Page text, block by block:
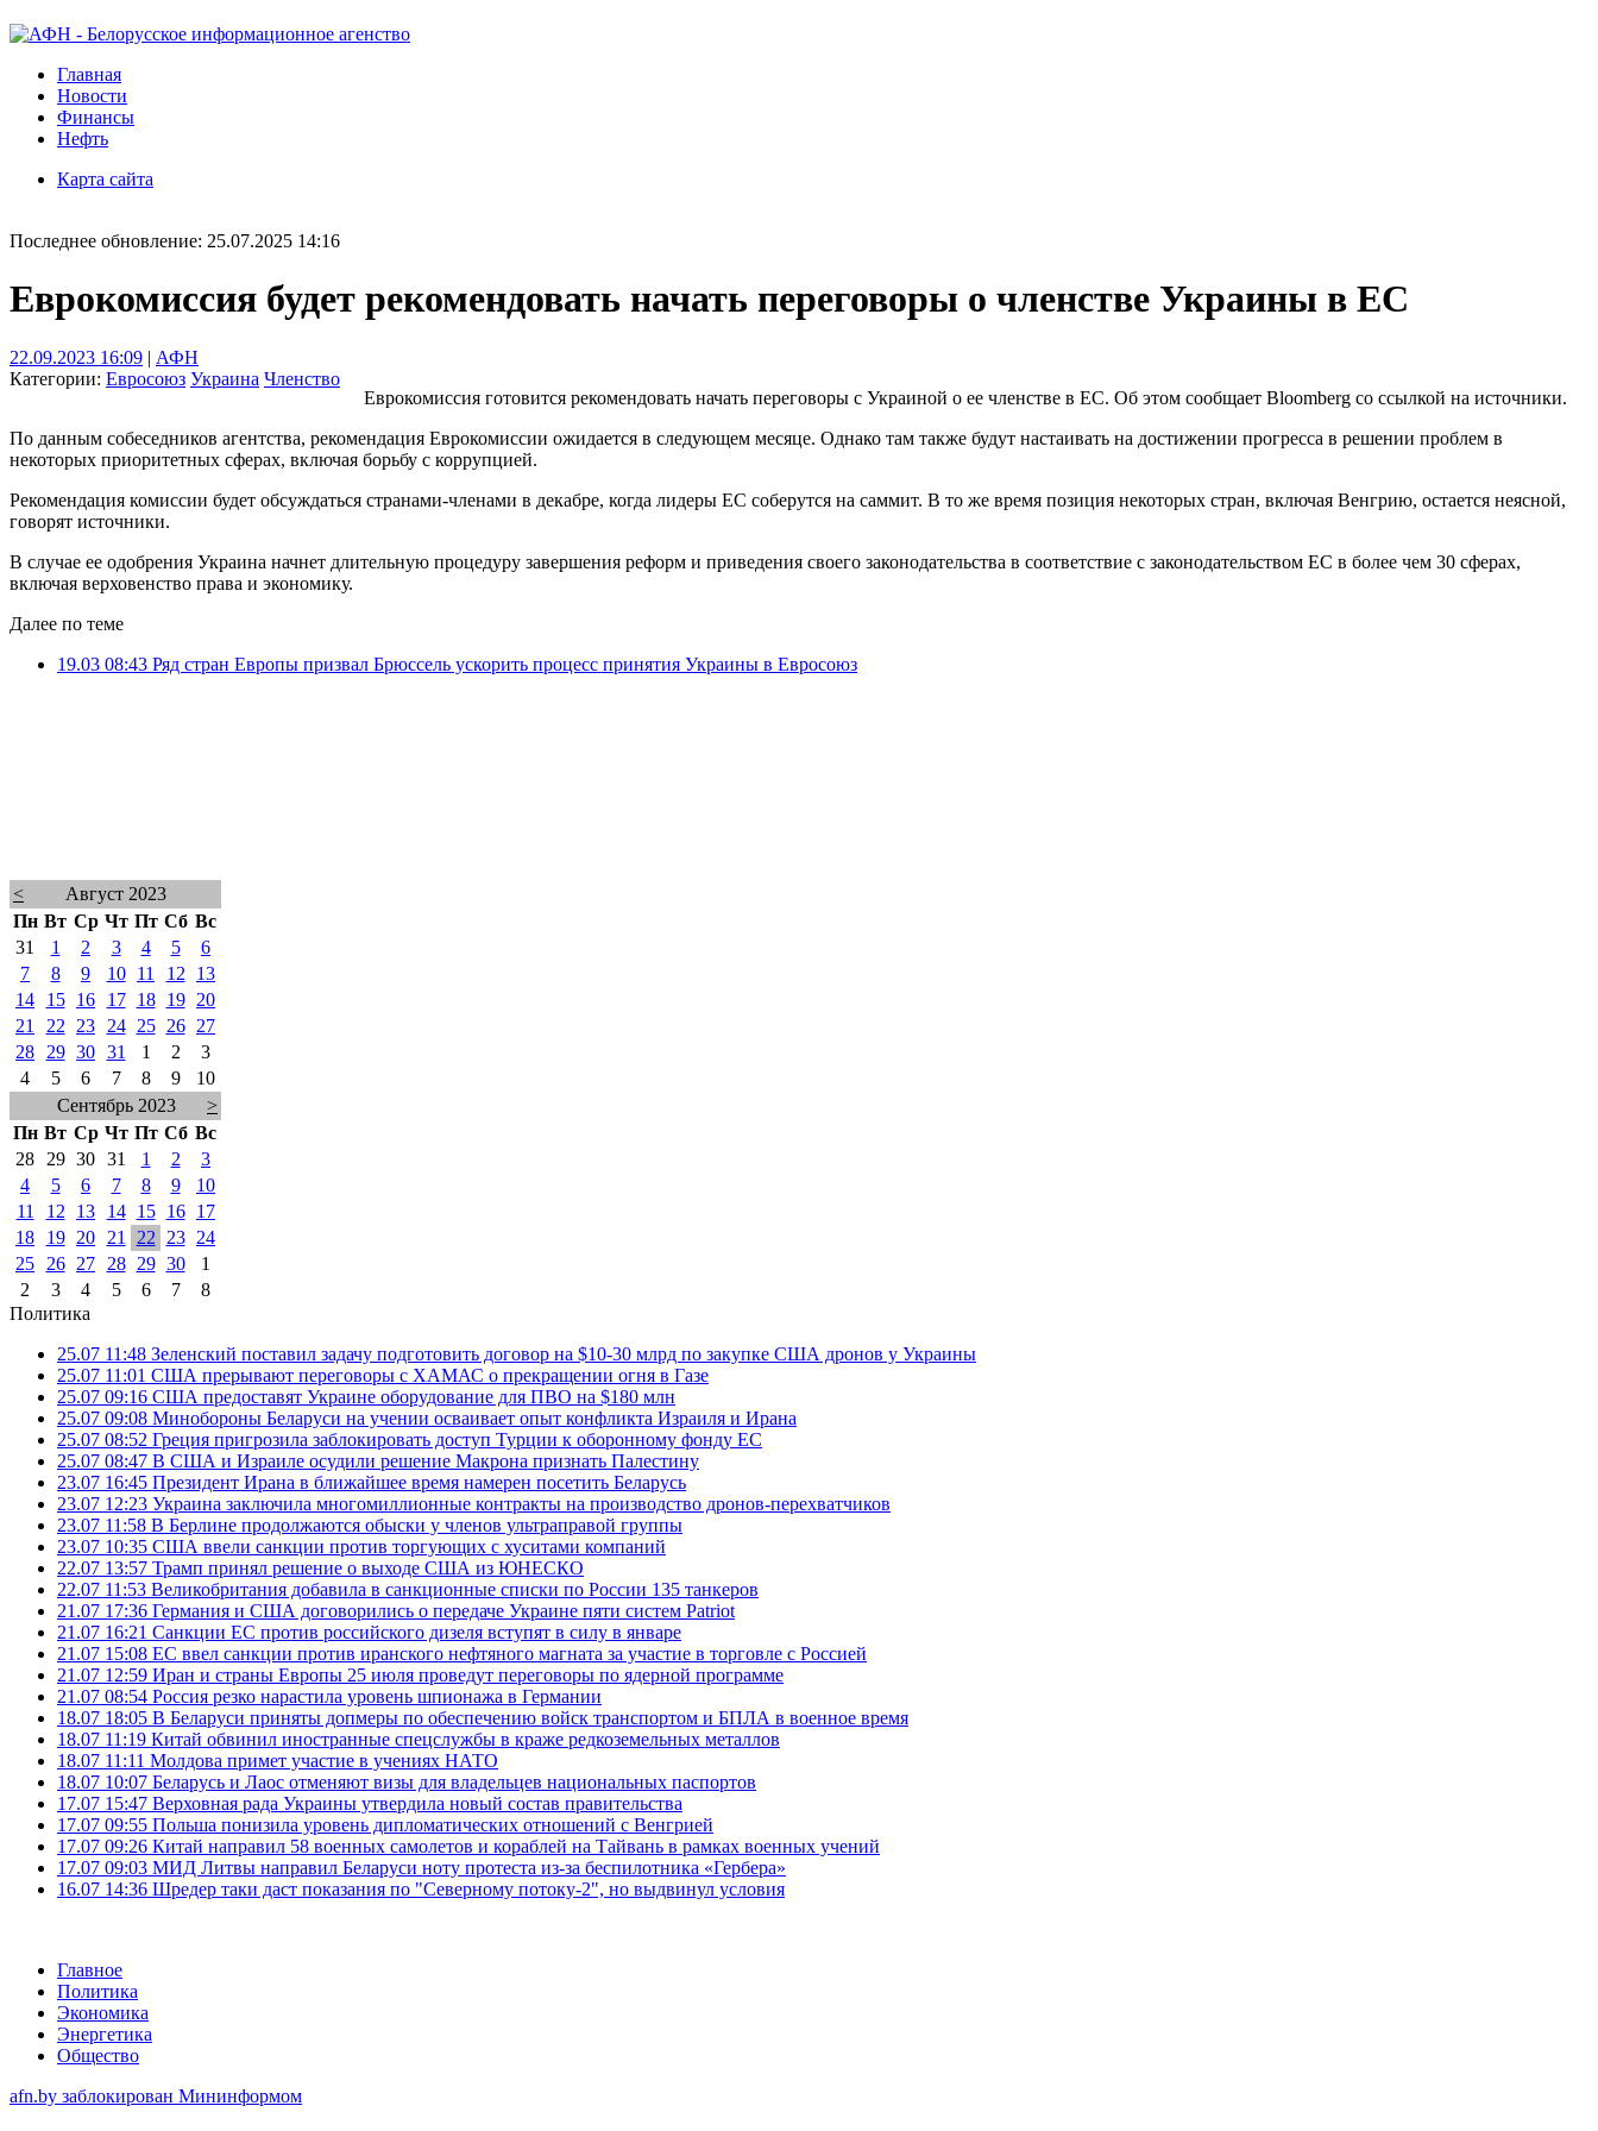
Главная
Новости
Финансы
Нефть
Карта сайта
Последнее обновление: 25.07.2025 14:16
Еврокомиссия будет рекомендовать начать переговоры о членстве Украины в ЕС
22.09.2023 16:09 | АФН
Категории: Евросоюз Украина Членство
Еврокомиссия готовится рекомендовать начать переговоры с Украиной о ее членстве в ЕС. Об этом сообщает Bloomberg со ссылкой на источники.
По данным собеседников агентства, рекомендация Еврокомиссии ожидается в следующем месяце. Однако там также будут настаивать на достижении прогресса в решении проблем в
некоторых приоритетных сферах, включая борьбу с коррупцией.
Рекомендация комиссии будет обсуждаться странами-членами в декабре, когда лидеры ЕС соберутся на саммит. В то же время позиция некоторых стран, включая Венгрию, остается неясной,
говорят источники.
В случае ее одобрения Украина начнет длительную процедуру завершения реформ и приведения своего законодательства в соответствие с законодательством ЕС в более чем 30 сферах,
включая верховенство права и экономику.
Далее по теме
19.03 08:43 Ряд стран Европы призвал Брюссель ускорить процесс принятия Украины в Евросоюз
<
Август 2023
Пн Вт Ср Чт Пт Сб Вс
31
1 2 3 4 5
6
7
8 9 10 11 12
13
14
15 16 17 18 19
20
21
22 23 24 25 26
27
28
29 30 31 1 2
3
4
5 6 7 8 9
10
Сентябрь 2023
>
Пн Вт Ср Чт Пт Сб Вс
28
29 30 31 1 2
3
4
5 6 7 8 9
10
11
12 13 14 15 16
17
18
19 20 21 22 23
24
25
26 27 28 29 30
1
2
3 4 5 6 7
8
Политика
25.07 11:48 Зеленский поставил задачу подготовить договор на $10-30 млрд по закупке США дронов у Украины
25.07 11:01 США прерывают переговоры с ХАМАС о прекращении огня в Газе
25.07 09:16 США предоставят Украине оборудование для ПВО на $180 млн
25.07 09:08 Минобороны Беларуси на учении осваивает опыт конфликта Израиля и Ирана
25.07 08:52 Греция пригрозила заблокировать доступ Турции к оборонному фонду ЕС
25.07 08:47 В США и Израиле осудили решение Макрона признать Палестину
23.07 16:45 Президент Ирана в ближайшее время намерен посетить Беларусь
23.07 12:23 Украина заключила многомиллионные контракты на производство дронов-перехватчиков
23.07 11:58 В Берлине продолжаются обыски у членов ультраправой группы
23.07 10:35 США ввели санкции против торгующих с хуситами компаний
22.07 13:57 Трамп принял решение о выходе США из ЮНЕСКО
22.07 11:53 Великобритания добавила в санкционные списки по России 135 танкеров
21.07 17:36 Германия и США договорились о передаче Украине пяти систем Patriot
21.07 16:21 Санкции ЕС против российского дизеля вступят в силу в январе
21.07 15:08 ЕС ввел санкции против иранского нефтяного магната за участие в торговле с Россией
21.07 12:59 Иран и страны Европы 25 июля проведут переговоры по ядерной программе
21.07 08:54 Россия резко нарастила уровень шпионажа в Германии
18.07 18:05 В Беларуси приняты допмеры по обеспечению войск транспортом и БПЛА в военное время
18.07 11:19 Китай обвинил иностранные спецслужбы в краже редкоземельных металлов
18.07 11:11 Молдова примет участие в учениях НАТО
18.07 10:07 Беларусь и Лаос отменяют визы для владельцев национальных паспортов
17.07 15:47 Верховная рада Украины утвердила новый состав правительства
17.07 09:55 Польша понизила уровень дипломатических отношений с Венгрией
17.07 09:26 Китай направил 58 военных самолетов и кораблей на Тайвань в рамках военных учений
17.07 09:03 МИД Литвы направил Беларуси ноту протеста из-за беспилотника «Гербера»
16.07 14:36 Шредер таки даст показания по "Северному потоку-2", но выдвинул условия
Главное
Политика
Экономика
Энергетика
Общество
afn.by заблокирован Мининформом